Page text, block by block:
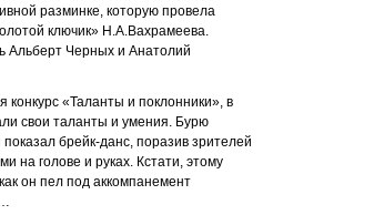
разминке, которую провела
ключик» Н.А.Вахрамеева.
Альберт Черных и Анатолий
«Таланты и поклонники», в
свои таланты и умения. Бурю
брейк-данс, поразив зрителей
на голове и руках. Кстати, этому
он пел под аккомпанемент